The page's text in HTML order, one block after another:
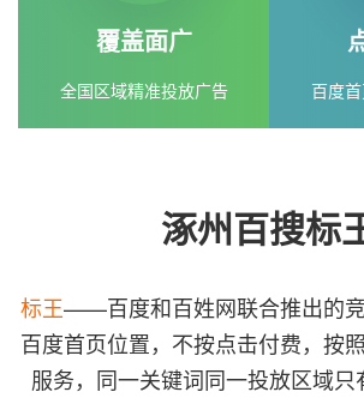
覆盖面广
全国区域精准投放广告 百度
涿州百搜标
标王——百度和百姓网联合推出的
百度首页位置，不按点击付费，按
服务，同一关键词同一投放区域只